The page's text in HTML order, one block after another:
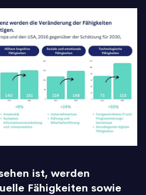
ist, werden
Fähigkeiten sowie